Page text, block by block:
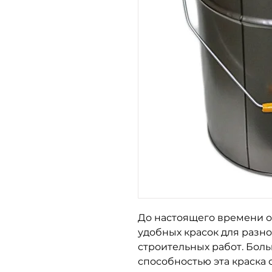
До настоящего времени
удобных красок для
строительных работ.
способностью эта краска